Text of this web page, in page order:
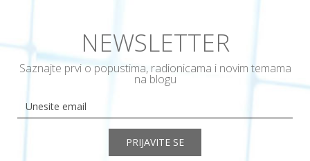
NEWSLETTER
Saznajte prvi o popustima, radionicama i novim temama
na blogu
PRIJAVITE SE